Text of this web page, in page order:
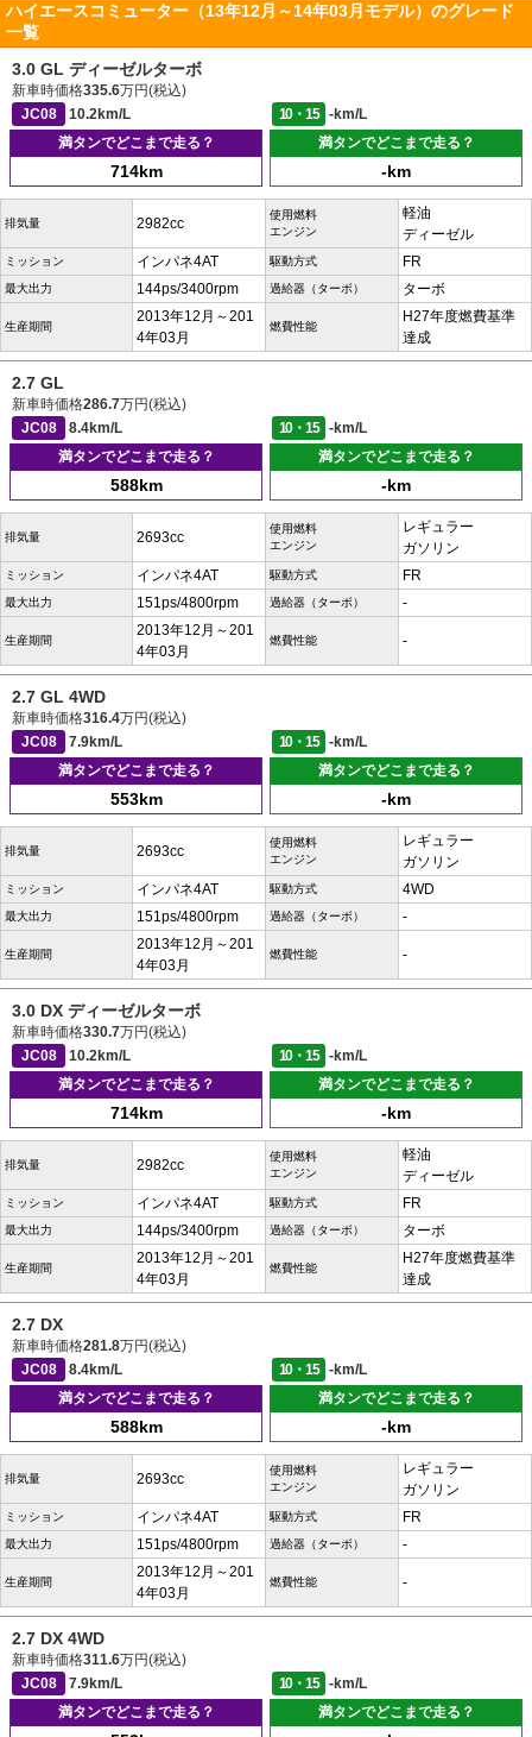
ハイエースコミューター（13年12月～14年03月モデル）のグレード
一覧
3.0 GL ディーゼルターボ
新車時価格335.6万円(税込)
JC08
10.2km/L 10・15
-km/L
満タンでどこまで走る？
714km
満タンでどこまで走る？
-km
排気量 2982cc
使用燃料
エンジン
軽油
ディーゼル
ミッション インパネ4AT 駆動方式 FR
最大出力 144ps/3400rpm 過給器（ターボ） ターボ
生産期間
2013年12月～201
4年03月
燃費性能
H27年度燃費基準
達成
2.7 GL
新車時価格286.7万円(税込)
JC08
8.4km/L 10・15
-km/L
満タンでどこまで走る？
588km
満タンでどこまで走る？
-km
排気量 2693cc
使用燃料
エンジン
レギュラー
ガソリン
ミッション インパネ4AT 駆動方式 FR
最大出力 151ps/4800rpm 過給器（ターボ） -
生産期間
2013年12月～201
4年03月
燃費性能 -
2.7 GL 4WD
新車時価格316.4万円(税込)
JC08
7.9km/L 10・15
-km/L
満タンでどこまで走る？
553km
満タンでどこまで走る？
-km
排気量 2693cc
使用燃料
エンジン
レギュラー
ガソリン
ミッション インパネ4AT 駆動方式 4WD
最大出力 151ps/4800rpm 過給器（ターボ） -
生産期間
2013年12月～201
4年03月
燃費性能 -
3.0 DX ディーゼルターボ
新車時価格330.7万円(税込)
JC08
10.2km/L 10・15
-km/L
満タンでどこまで走る？
714km
満タンでどこまで走る？
-km
排気量 2982cc
使用燃料
エンジン
軽油
ディーゼル
ミッション インパネ4AT 駆動方式 FR
最大出力 144ps/3400rpm 過給器（ターボ） ターボ
生産期間
2013年12月～201
4年03月
燃費性能
H27年度燃費基準
達成
2.7 DX
新車時価格281.8万円(税込)
JC08
8.4km/L 10・15
-km/L
満タンでどこまで走る？
588km
満タンでどこまで走る？
-km
排気量 2693cc
使用燃料
エンジン
レギュラー
ガソリン
ミッション インパネ4AT 駆動方式 FR
最大出力 151ps/4800rpm 過給器（ターボ） -
生産期間
2013年12月～201
4年03月
燃費性能 -
2.7 DX 4WD
新車時価格311.6万円(税込)
JC08
7.9km/L 10・15
-km/L
満タンでどこまで走る？
満タンでどこまで走る？